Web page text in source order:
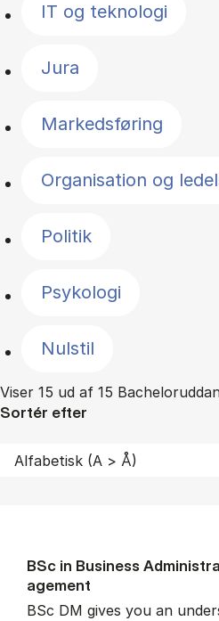
IT og teknologi
Jura
Markedsføring
Organisation og
Politik
Psykologi
Nulstil
Viser 15 ud af 15
Sortér efter
BSc in Busi­ness
age­ment
BSc DM gives you an